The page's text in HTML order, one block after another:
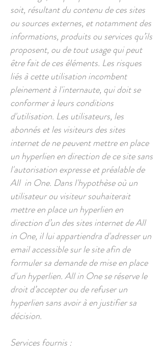
soit, résultant du contenu de ces sites
ou sources externes, et notamment des
informations, produits ou services qu’ils
proposent, ou de tout usage qui peut
être fait de ces éléments. Les risques
liés à cette utilisation incombent
pleinement à l'internaute, qui doit se
conformer à leurs conditions
d'utilisation. Les utilisateurs, les
abonnés et les visiteurs des sites
internet de ne peuvent mettre en place
un hyperlien en direction de ce site sans
l'autorisation expresse et préalable de
All in One. Dans l'hypothèse où un
utilisateur ou visiteur souhaiterait
mettre en place un hyperlien en
direction d’un des sites internet de All
in One, il lui appartiendra d'adresser un
email accessible sur le site afin de
formuler sa demande de mise en place
d'un hyperlien. All in One se réserve le
droit d’accepter ou de refuser un
hyperlien sans avoir à en justifier sa
décision.
Services fournis :